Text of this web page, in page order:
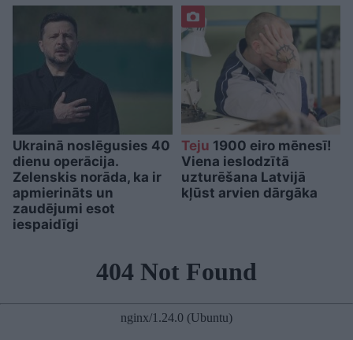
Ukrainā noslēgusies 40
dienu operācija.
Zelenskis norāda, ka ir
apmierināts un
zaudējumi esot
iespaidīgi
Teju 1900 eiro mēnesī!
Viena ieslodzītā
uzturēšana Latvijā
kļūst arvien dārgāka